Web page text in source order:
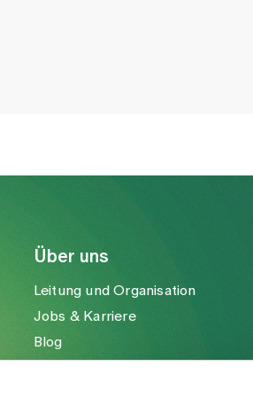
Über uns
Leitung und Organisation
Jobs & Karriere
Blog